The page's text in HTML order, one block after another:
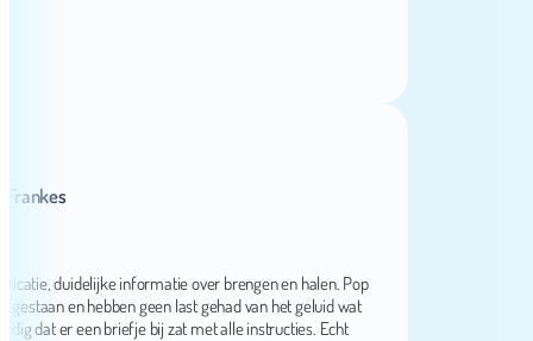
duidelijke informatie over brengen en halen. Pop
en hebben geen last gehad van het geluid wat
er een briefje bij zat met alle instructies. Echt